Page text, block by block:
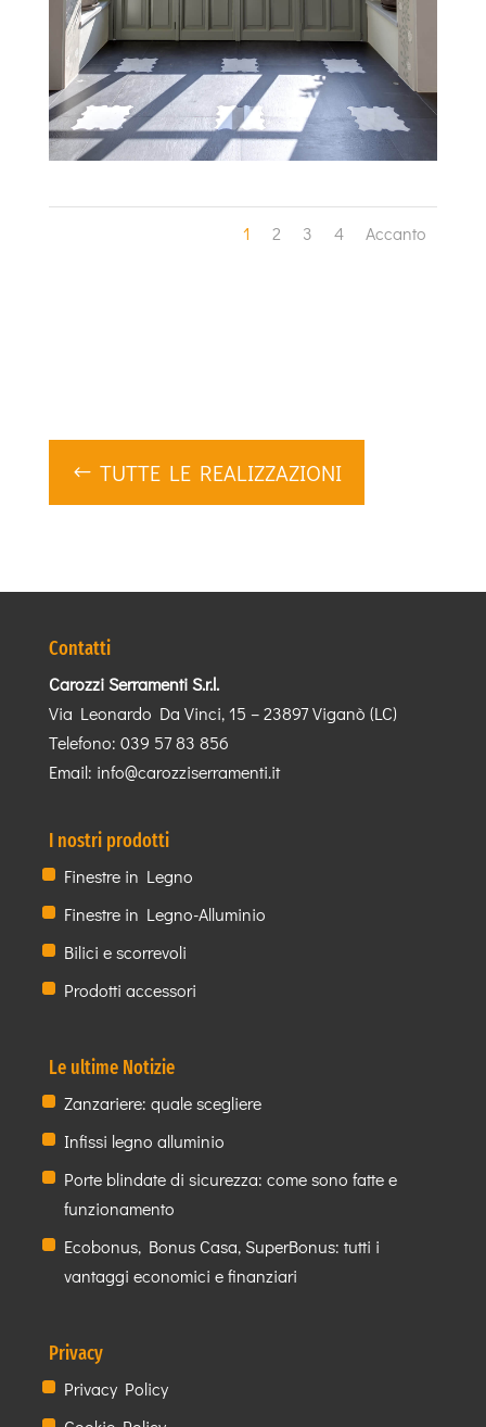
1 2 3 4 Accanto
TUTTE LE REALIZZAZIONI
Contatti
Carozzi Serramenti S.r.l.
Via Leonardo Da Vinci, 15 – 23897 Viganò (LC)
Telefono: 039 57 83 856
Email: info@carozziserramenti.it
I nostri prodotti
Finestre in Legno
Finestre in Legno-Alluminio
Bilici e scorrevoli
Prodotti accessori
Le ultime Notizie
Zanzariere: quale scegliere
Infissi legno alluminio
Porte blindate di sicurezza: come sono fatte e
funzionamento
Ecobonus, Bonus Casa, SuperBonus: tutti i
vantaggi economici e finanziari
Privacy
Privacy Policy